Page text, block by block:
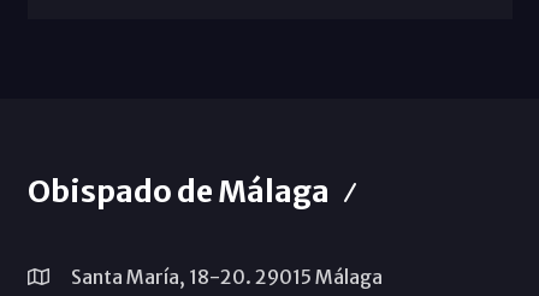
Obispado de Málaga
Santa María, 18-20. 29015 Málaga